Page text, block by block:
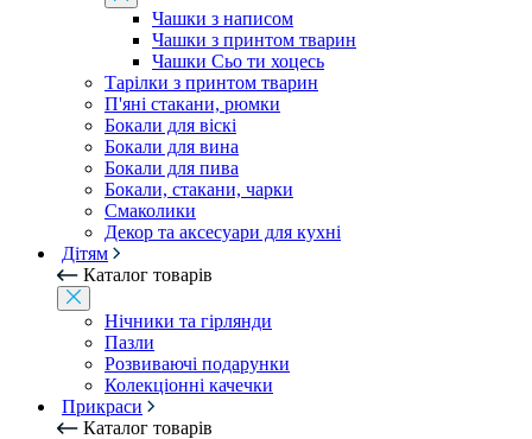
Чашки з написом
Чашки з принтом тварин
Чашки Сьо ти хоцесь
Тарілки з принтом тварин
П'яні стакани, рюмки
Бокали для віскі
Бокали для вина
Бокали для пива
Бокали, стакани, чарки
Смаколики
Декор та аксесуари для кухні
Дітям
Каталог товарів
Нічники та гірлянди
Пазли
Розвиваючі подарунки
Колекціонні качечки
Прикраси
Каталог товарів